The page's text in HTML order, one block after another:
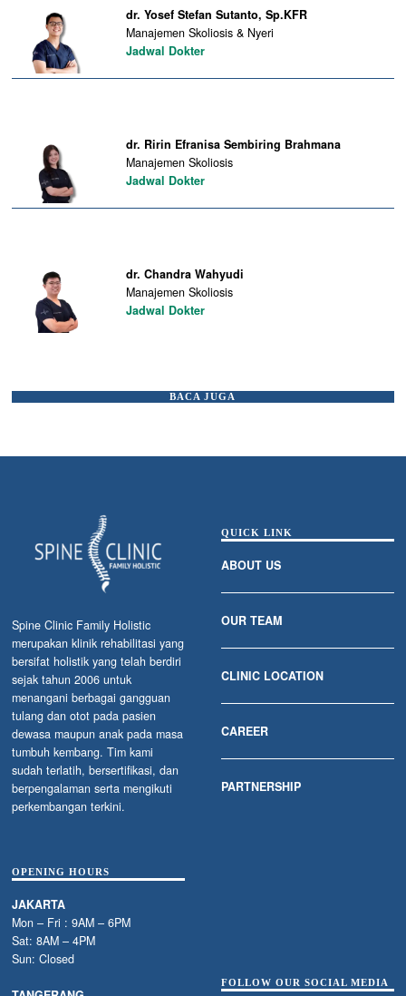
dr. Yosef Stefan Sutanto, Sp.KFR
Manajemen Skoliosis & Nyeri
Jadwal Dokter
dr. Ririn Efranisa Sembiring Brahmana
Manajemen Skoliosis
Jadwal Dokter
dr. Chandra Wahyudi
Manajemen Skoliosis
Jadwal Dokter
BACA JUGA
Spine Clinic Family Holistic
merupakan klinik rehabilitasi yang
bersifat holistik yang telah berdiri
sejak tahun 2006 untuk
menangani berbagai gangguan
tulang dan otot pada pasien
dewasa maupun anak pada masa
tumbuh kembang. Tim kami
sudah terlatih, bersertifikasi, dan
berpengalaman serta mengikuti
perkembangan terkini.
QUICK LINK
ABOUT US
OUR TEAM
CLINIC LOCATION
CAREER
PARTNERSHIP
OPENING HOURS
JAKARTA
Mon – Fri : 9AM – 6PM
Sat: 8AM – 4PM
Sun: Closed
FOLLOW OUR SOCIAL MEDIA